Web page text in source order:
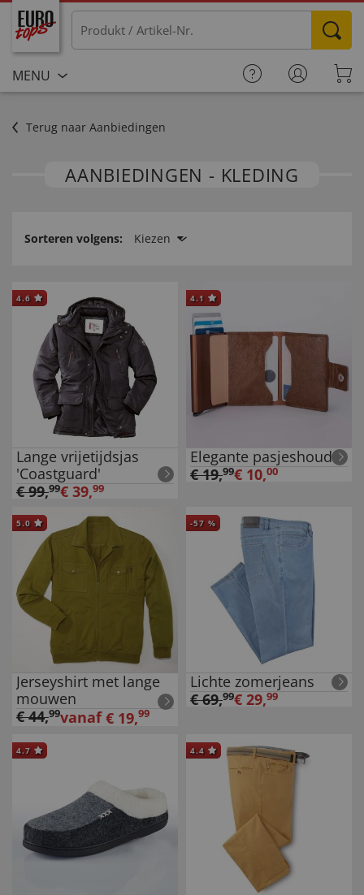
MENU
Terug naar Aanbiedingen
AANBIEDINGEN - KLEDING
Sorteren volgens: Kiezen
4.6
Lange vrijetijdsjas
'Coastguard'
€99,99€ 39,99
4.1
Elegante pasjeshouder
€19,99€ 10,00
5.0
Jerseyshirt met lange
mouwen
€44,99vanaf € 19,99
-57 %
Lichte zomerjeans
€69,99€ 29,99
4.7 4.4